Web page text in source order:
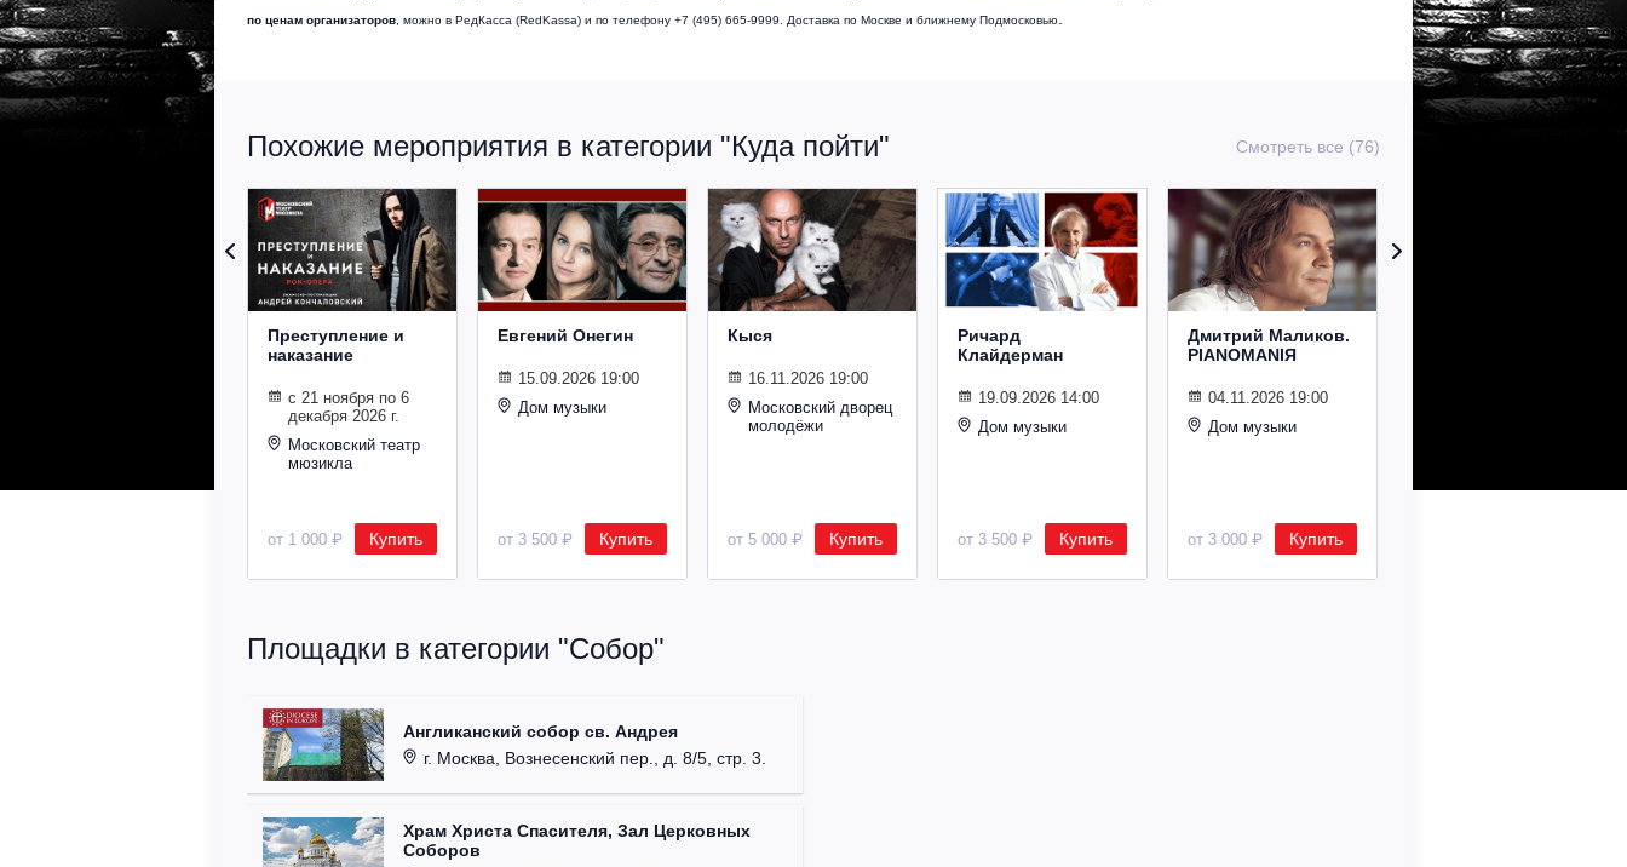
по ценам организаторов , можно в РедКасса (RedKassa) и по телефону +7 (495) 665-9999. Доставка по Москве и ближнему Подмосковью
Похожие мероприятия в категории "Куда пойти" Смотреть все (76)
Преступление и
наказание
с 21 ноября по 6
декабря 2026 г.
Московский театр
мюзикла
от 1 000 ₽ Купить
Евгений Онегин
15.09.2026 19:00
Дом музыки
от 3 500 ₽ Купить
Кыся
16.11.2026 19:00
Московский дворец
молодёжи
от 5 000 ₽ Купить
Ричард
Клайдерман
19.09.2026 14:00
Дом музыки
от 3 500 ₽ Купить
Дмитрий Маликов.
PIANOMANIЯ
04.11.2026 19:00
Дом музыки
от 3 000 ₽ Купить
Площадки в категории "Собор"
Англиканский собор св. Андрея
г. Москва, Вознесенский пер., д. 8/5, стр. 3.
Храм Христа Спасителя, Зал Церковных
Соборов